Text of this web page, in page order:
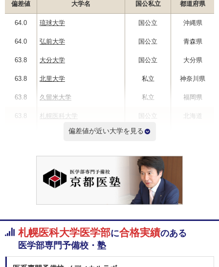
偏差値 大学名 国公私立 都道府県
64.0 琉球大学 国公立 沖縄県
64.0 弘前大学 国公立 青森県
63.8 大分大学 国公立 大分県
63.8 北里大学 私立 神奈川県
63.8 久留米大学 私立 福岡県
63.8 札幌医科大学 国公立 北海道
国公立
鳥取大学 国公立
埼玉医科大学 私立
偏差値ランキングを見る
偏差値が近い大学を見る
札幌医科大学医学部に合格実績のある
医学部専門予備校・塾